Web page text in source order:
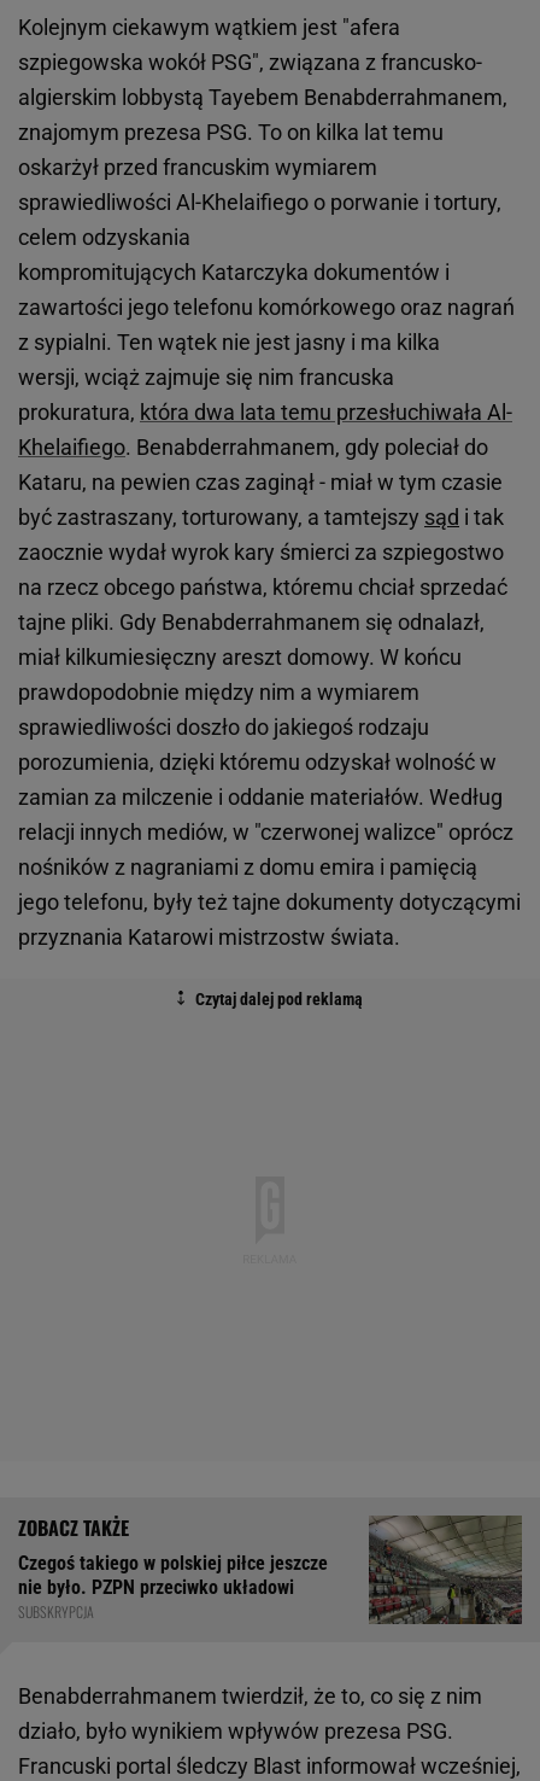
Kolejnym ciekawym wątkiem jest "afera
szpiegowska wokół PSG", związana z francusko-
algierskim lobbystą Tayebem Benabderrahmanem,
znajomym prezesa PSG. To on kilka lat temu
oskarżył przed francuskim wymiarem
sprawiedliwości Al-Khelaifiego o porwanie i tortury,
celem odzyskania
kompromitujących Katarczyka dokumentów i
zawartości jego telefonu komórkowego oraz nagrań
z sypialni. Ten wątek nie jest jasny i ma kilka
wersji, wciąż zajmuje się nim francuska
prokuratura, która dwa lata temu przesłuchiwała Al-
Khelaifiego. Benabderrahmanem, gdy poleciał do
Kataru, na pewien czas zaginął - miał w tym czasie
być zastraszany, torturowany, a tamtejszy sąd i tak
zaocznie wydał wyrok kary śmierci za szpiegostwo
na rzecz obcego państwa, któremu chciał sprzedać
tajne pliki. Gdy Benabderrahmanem się odnalazł,
miał kilkumiesięczny areszt domowy. W końcu
prawdopodobnie między nim a wymiarem
sprawiedliwości doszło do jakiegoś rodzaju
porozumienia, dzięki któremu odzyskał wolność w
zamian za milczenie i oddanie materiałów. Według
relacji innych mediów, w "czerwonej walizce" oprócz
nośników z nagraniami z domu emira i pamięcią
jego telefonu, były też tajne dokumenty dotyczącymi
przyznania Katarowi mistrzostw świata.
Czegoś takiego w polskiej piłce jeszcze
nie było. PZPN przeciwko układowi
SUBSKRYPCJA
Benabderrahmanem twierdził, że to, co się z nim
działo, było wynikiem wpływów prezesa PSG.
Francuski portal śledczy Blast informował wcześniej,